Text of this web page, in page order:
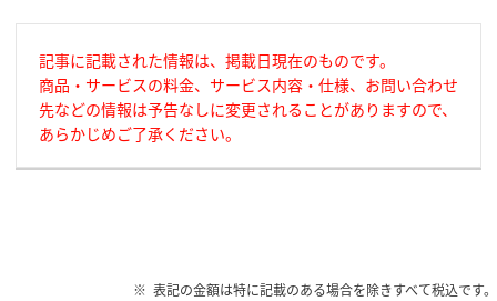
記事に記載された情報は、掲載日現在のものです。
商品・サービスの料金、サービス内容・仕様、お問い合わせ
先などの情報は予告なしに変更されることがありますので、
あらかじめご了承ください。
表記の金額は特に記載のある場合を除きすべて税込です。